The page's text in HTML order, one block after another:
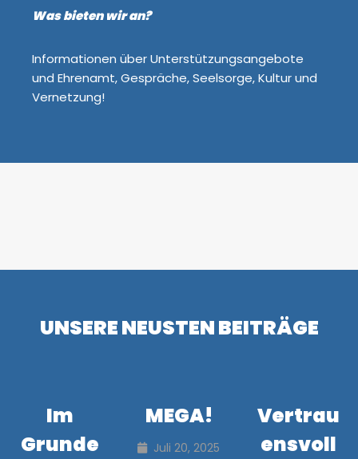
Was bieten wir an?
Informationen über Unterstützungsangebote
und Ehrenamt, Gespräche, Seelsorge, Kultur und
Vernetzung!
UNSERE NEUSTEN BEITRÄGE
Im
Grunde
MEGA!
Juli 20, 2025
Vertrau
ensvoll